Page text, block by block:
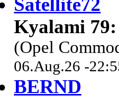
Kyalami
(Opel
06.Aug.26 -
BERND